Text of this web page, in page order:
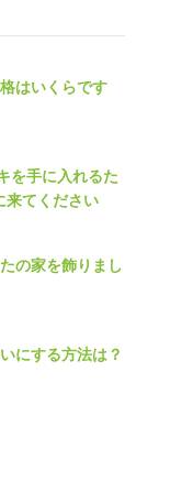
はいくらです
を手に入れるた
てください
の家を飾りまし
にする方法は？